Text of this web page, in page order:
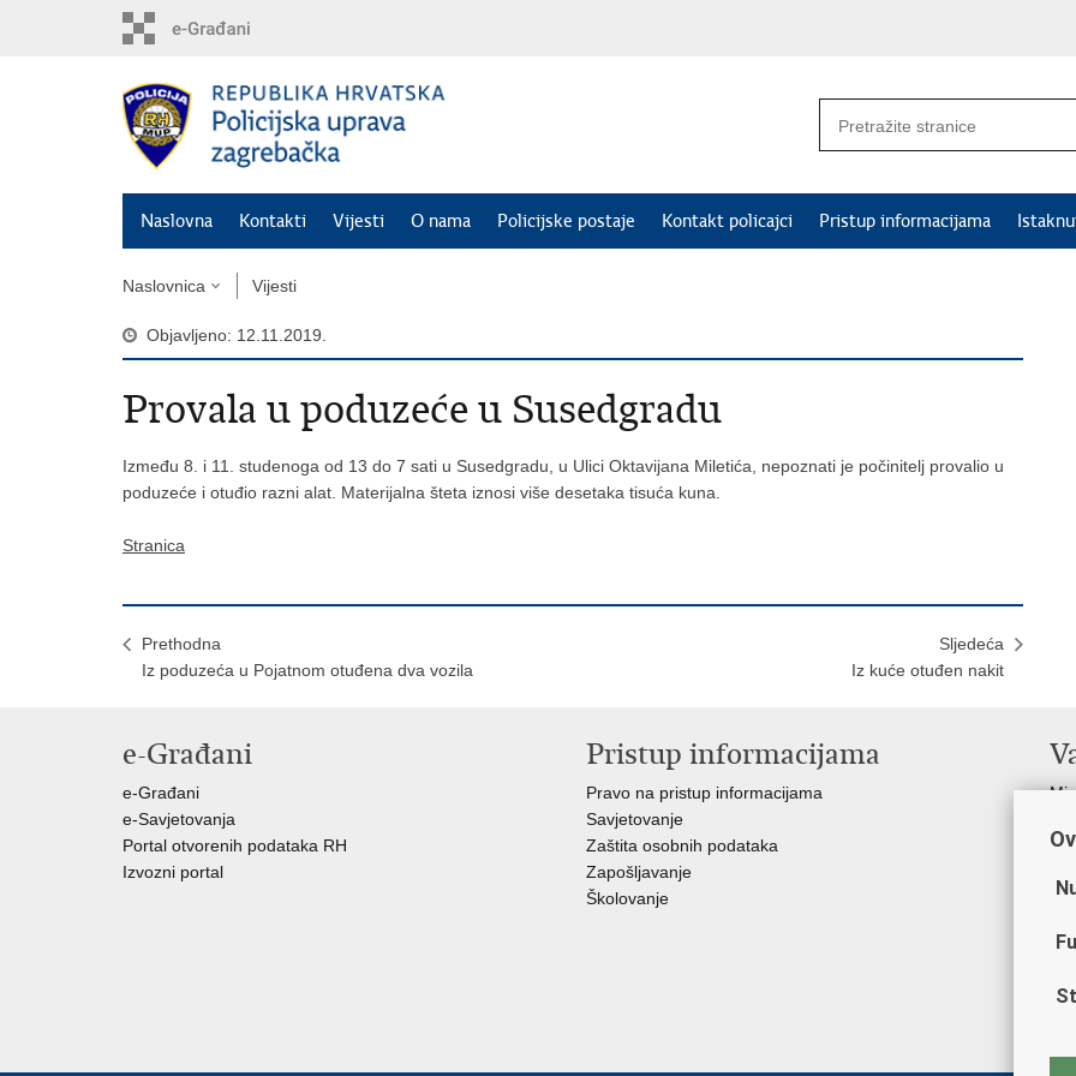
Naslovna Kontakti Vijesti O nama Policijske postaje Kontakt policajci Pristup informacijama
Naslovnica Vijesti
Objavljeno: 12.11.2019.
Provala u poduzeće u Susedgradu
Između 8. i 11. studenoga od 13 do 7 sati u Susedgradu, u Ulici Oktavijana Miletića, nepoznati je počinitelj provalio u
poduzeće i otuđio razni alat. Materijalna šteta iznosi više desetaka tisuća kuna.
Stranica
Prethodna
Iz poduzeća u Pojatnom otuđena dva vozila
Sljedeća
Iz kuće otuđen nakit
e-Građani
e-Građani
e-Savjetovanja
Portal otvorenih podataka RH
Izvozni portal
Pristup informacijama
Pravo na pristup informacijama
Savjetovanje
Zaštita osobnih podataka
Zapošljavanje
Školovanje